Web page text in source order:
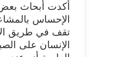
أكدت أبحاث بعض
الإحساس
تقف في طريق
الإنسان على